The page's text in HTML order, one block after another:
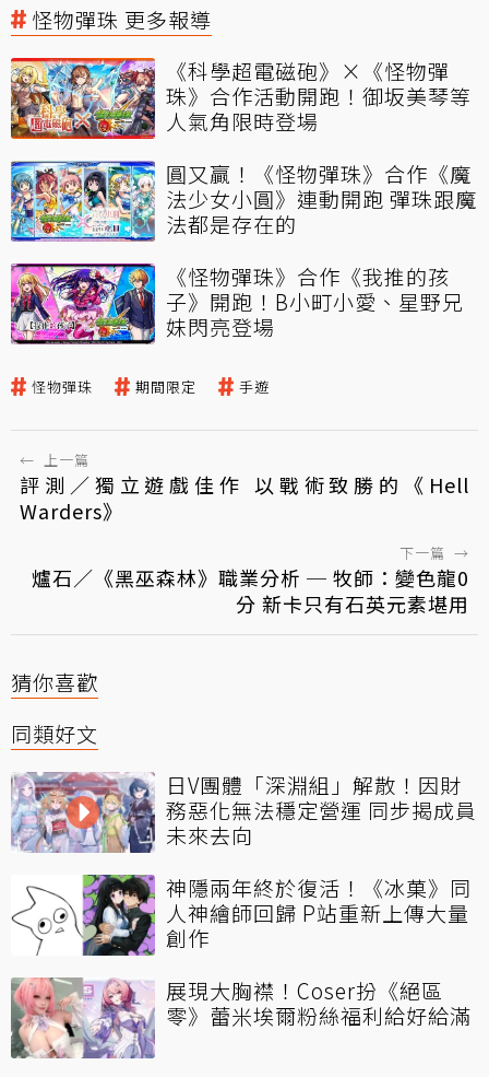
怪物彈珠 更多報導
《科學超電磁砲》×《怪物彈
珠》合作活動開跑！御坂美琴等
人氣角限時登場
圓又贏！《怪物彈珠》合作《魔
法少女小圓》連動開跑 彈珠跟魔
法都是存在的
《怪物彈珠》合作《我推的孩
子》開跑！B小町小愛、星野兄
妹閃亮登場
怪物彈珠 期間限定 手遊
← 上一篇
評測／獨立遊戲佳作 以戰術致勝的《Hell
Warders》
下一篇 →
爐石／《黑巫森林》職業分析 ─ 牧師：變色龍0
分 新卡只有石英元素堪用
猜你喜歡
同類好文
日V團體「深淵組」解散！因財
務惡化無法穩定營運 同步揭成員
未來去向
神隱兩年終於復活！《冰菓》同
人神繪師回歸 P站重新上傳大量
創作
展現大胸襟！Coser扮《絕區
零》蕾米埃爾粉絲福利給好給滿